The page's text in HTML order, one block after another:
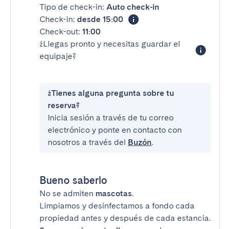
Tipo de check-in: Auto check-in
Check-in: desde 15:00
Check-out: 11:00
¿Llegas pronto y necesitas guardar el
equipaje?
¿Tienes alguna pregunta sobre tu
reserva?
Inicia sesión a través de tu correo
electrónico y ponte en contacto con
nosotros a través del Buzón.
Bueno saberlo
No se admiten mascotas.
Limpiamos y desinfectamos a fondo cada
propiedad antes y después de cada estancia.